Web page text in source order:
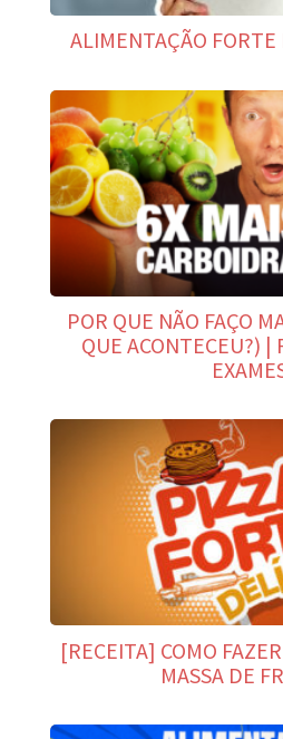
ALIMENTAÇÃO FORTE
POR QUE NÃO FAÇO
QUE ACONTECEU?) |
[RECEITA] COMO
MASSA DE